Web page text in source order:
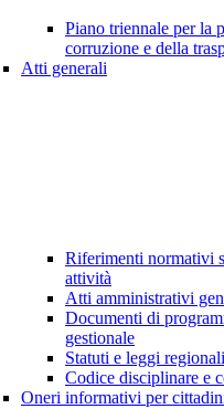
Piano triennale per la
corruzione e della
Atti generali
Riferimenti normativi
attività
Atti amministrativi
Documenti di
gestionale
Statuti e leggi regionali
Codice disciplinare e
Oneri informativi per